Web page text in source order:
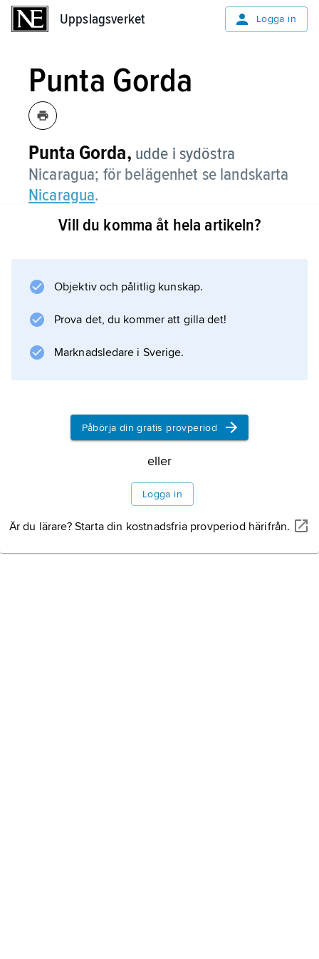
Uppslagsverket Logga in
Punta Gorda
Punta Gorda, udde i sydöstra
Nicaragua; för belägenhet se landskarta
Nicaragua.
Information om artikeln
Vill du komma åt hela artikeln?
Objektiv och pålitlig kunskap.
Prova det, du kommer att gilla det!
Marknadsledare i Sverige.
Påbörja din gratis provperiod
eller
Logga in
Är du lärare? Starta din kostnadsfria provperiod härifrån.